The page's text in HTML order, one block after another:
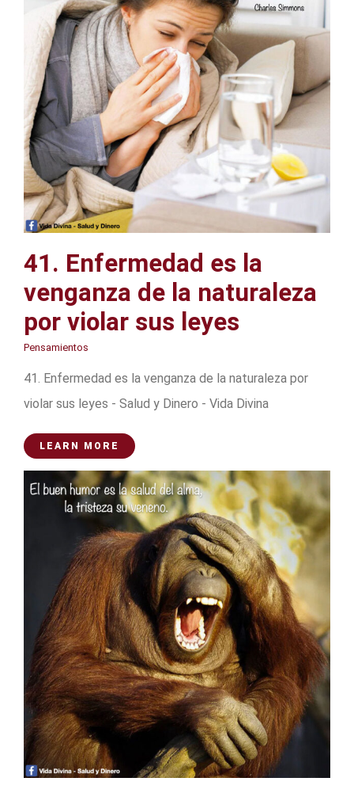
41. Enfermedad es la
venganza de la naturaleza
por violar sus leyes
Pensamientos
41. Enfermedad es la venganza de la naturaleza por
violar sus leyes - Salud y Dinero - Vida Divina
LEARN MORE